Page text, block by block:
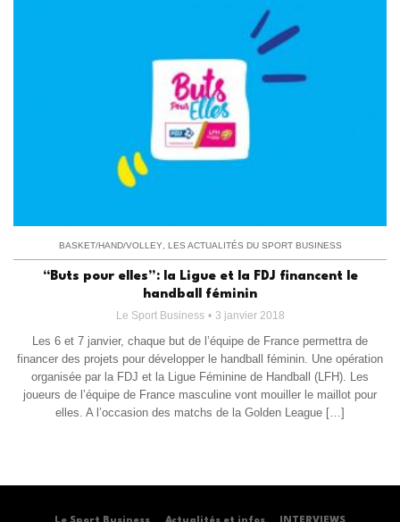
BASKET/HAND/VOLLEY, LES ACTUALITÉS DU SPORT BUSINESS
“Buts pour elles”: la Ligue et la FDJ financent le
handball féminin
Le Sport Business 3 janvier 2018
Les 6 et 7 janvier, chaque but de l’équipe de France permettra de
financer des projets pour développer le handball féminin. Une opération
organisée par la FDJ et la Ligue Féminine de Handball (LFH). Les
joueurs de l’équipe de France masculine vont mouiller le maillot pour
elles. A l’occasion des matchs de la Golden League […]